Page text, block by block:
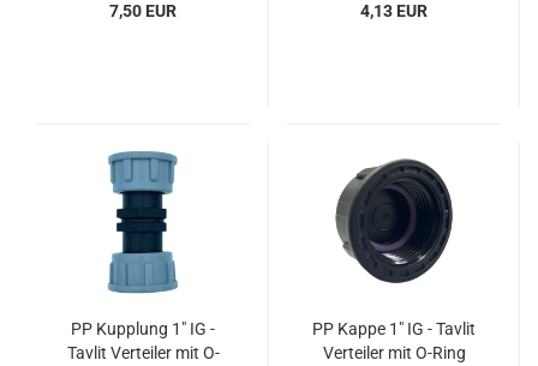
7,50 EUR 4,13 EUR
PP Kupplung 1" IG -
Tavlit Verteiler mit O-
PP Kappe 1" IG - Tavlit
Verteiler mit O-Ring